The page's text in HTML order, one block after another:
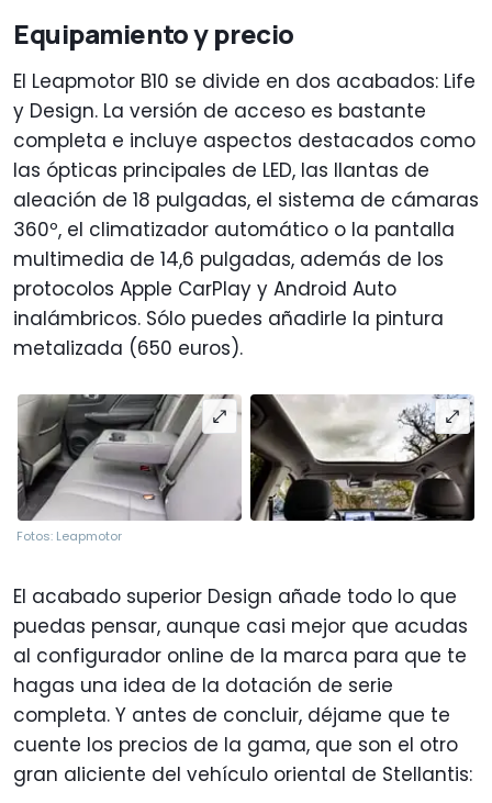
Equipamiento y precio
El Leapmotor B10 se divide en dos acabados: Life
y Design. La versión de acceso es bastante
completa e incluye aspectos destacados como
las ópticas principales de LED, las llantas de
aleación de 18 pulgadas, el sistema de cámaras
360º, el climatizador automático o la pantalla
multimedia de 14,6 pulgadas, además de los
protocolos Apple CarPlay y Android Auto
inalámbricos. Sólo puedes añadirle la pintura
metalizada (650 euros).
Fotos: Leapmotor
El acabado superior Design añade todo lo que
puedas pensar, aunque casi mejor que acudas
al configurador online de la marca para que te
hagas una idea de la dotación de serie
completa. Y antes de concluir, déjame que te
cuente los precios de la gama, que son el otro
gran aliciente del vehículo oriental de Stellantis: